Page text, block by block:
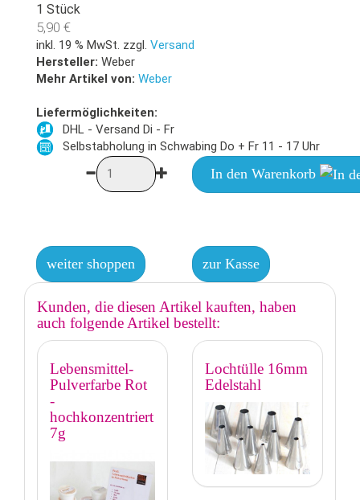
1 Stück
5,90 €
inkl. 19 % MwSt. zzgl. Versand
Hersteller: Weber
Mehr Artikel von: Weber
Liefermöglichkeiten:
DHL - Versand Di - Fr
Selbstabholung in Schwabing Do + Fr 11 - 17 Uhr
In den Warenkorb
weiter shoppen zur Kasse
Kunden, die diesen Artikel kauften, haben
auch folgende Artikel bestellt:
Lebensmittel-
Pulverfarbe Rot
-
hochkonzentriert
7g
Lochtülle 16mm
Edelstahl